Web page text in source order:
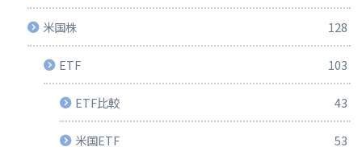
米国株 128
ETF 103
ETF比較 43
米国ETF 53